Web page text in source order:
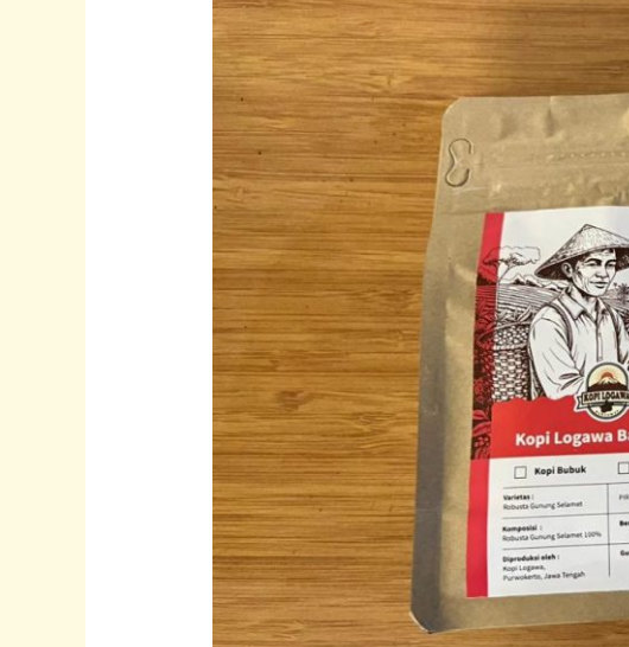
Berkualitas
di
Rumah
Kopi
Banyumas
–
Kopi
Logawa
Asli
Lokal